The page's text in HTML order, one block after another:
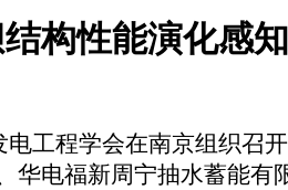
构性能演化感
电工程学会在南京组织召
华电福新周宁抽水蓄能